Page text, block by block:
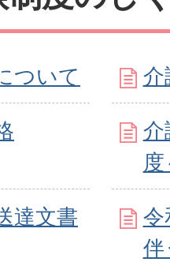
ついて
達文書
令
伴